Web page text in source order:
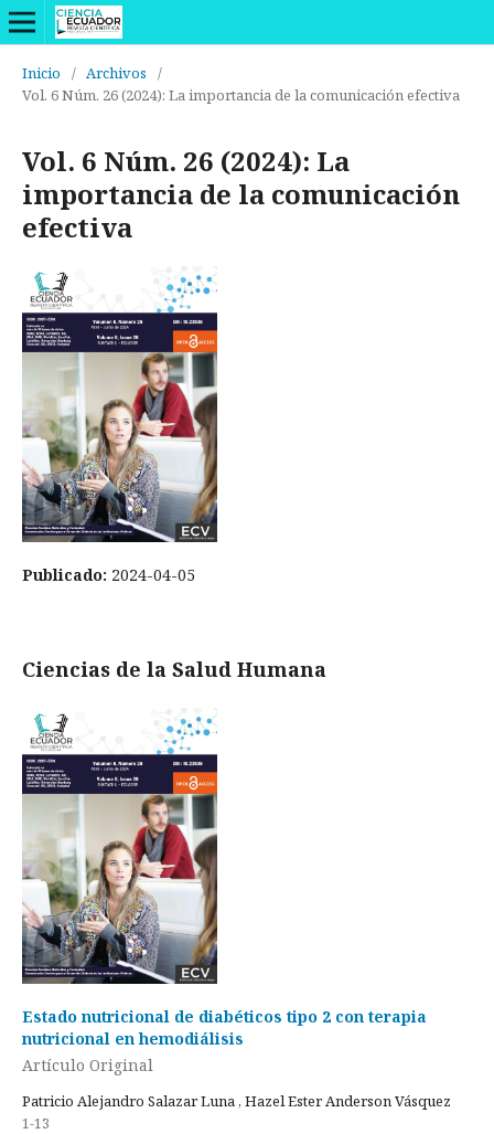
Inicio / Archivos
/
Vol. 6 Núm. 26 (2024): La importancia de la comunicación efectiva
Vol. 6 Núm. 26 (2024): La
importancia de la comunicación
efectiva
Publicado: 2024-04-05
Ciencias de la Salud Humana
Estado nutricional de diabéticos tipo 2 con terapia
nutricional en hemodiálisis
Artículo Original
Patricio Alejandro Salazar Luna , Hazel Ester Anderson Vásquez
1-13